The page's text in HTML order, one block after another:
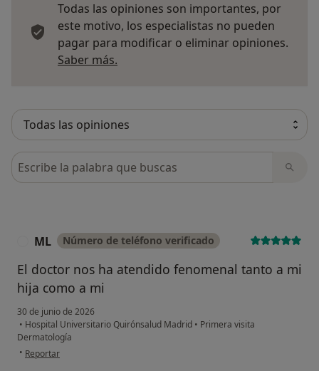
Todas las opiniones son importantes, por
este motivo, los especialistas no pueden
pagar para modificar o eliminar opiniones.
Saber más.
Busca en opiniones
ML Número de teléfono verificado
El doctor nos ha atendido fenomenal tanto a mi
hija como a mi
30 de junio de 2026
• Hospital Universitario Quirónsalud Madrid • Primera visita
Dermatología
• en opinión del usuario ML
Reportar